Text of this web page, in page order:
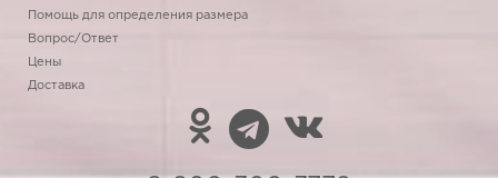
Помощь для определения размера
Вопрос/Ответ
Цены
Доставка